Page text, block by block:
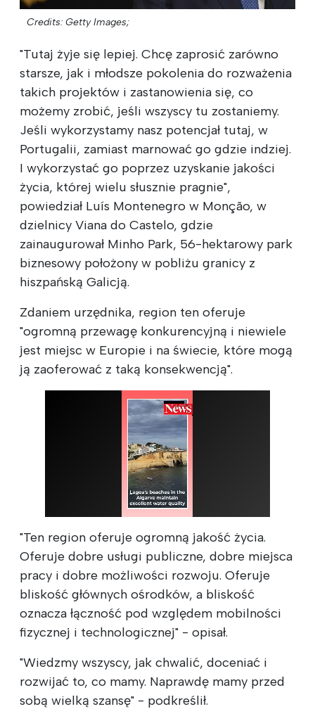
Credits: Getty Images;
"Tutaj żyje się lepiej. Chcę zaprosić zarówno
starsze, jak i młodsze pokolenia do rozważenia
takich projektów i zastanowienia się, co
możemy zrobić, jeśli wszyscy tu zostaniemy.
Jeśli wykorzystamy nasz potencjał tutaj, w
Portugalii, zamiast marnować go gdzie indziej.
I wykorzystać go poprzez uzyskanie jakości
życia, której wielu słusznie pragnie",
powiedział Luís Montenegro w Monção, w
dzielnicy Viana do Castelo, gdzie
zainaugurował Minho Park, 56-hektarowy park
biznesowy położony w pobliżu granicy z
hiszpańską Galicją.
Zdaniem urzędnika, region ten oferuje
"ogromną przewagę konkurencyjną i niewiele
jest miejsc w Europie i na świecie, które mogą
ją zaoferować z taką konsekwencją".
"Ten region oferuje ogromną jakość życia.
Oferuje dobre usługi publiczne, dobre miejsca
pracy i dobre możliwości rozwoju. Oferuje
bliskość głównych ośrodków, a bliskość
oznacza łączność pod względem mobilności
fizycznej i technologicznej" - opisał.
"Wiedzmy wszyscy, jak chwalić, doceniać i
rozwijać to, co mamy. Naprawdę mamy przed
sobą wielką szansę" - podkreślił.